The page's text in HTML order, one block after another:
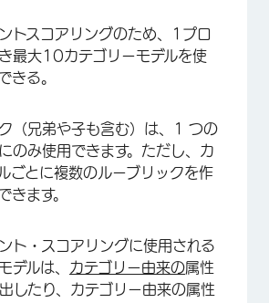
トスコアリングのため、1プロ
最大10カテゴリーモデルを使
きる。
（兄弟や子も含む）は、1 つの
のみ使用できます。ただし、カ
ごとに複数のルーブリックを作
きます。
ト・スコアリングに使用される
デルは、 カテゴリー由来の属性
したり、カテゴリー由来の属性